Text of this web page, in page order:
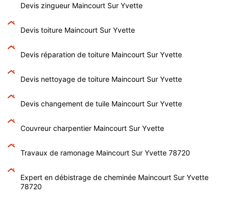
Devis zingueur Maincourt Sur Yvette
Devis toiture Maincourt Sur Yvette
Devis réparation de toiture Maincourt Sur Yvette
Devis nettoyage de toiture Maincourt Sur Yvette
Devis changement de tuile Maincourt Sur Yvette
Couvreur charpentier Maincourt Sur Yvette
Travaux de ramonage Maincourt Sur Yvette 78720
Expert en débistrage de cheminée Maincourt Sur Yvette
78720